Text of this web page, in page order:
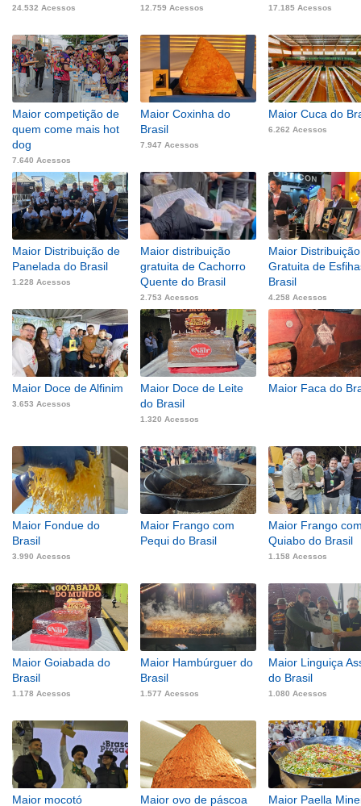
24.532 Acessos 12.759 Acessos 17.185 Acessos
Maior competição de
quem come mais hot
dog
7.640 Acessos
Maior Coxinha do
Brasil
7.947 Acessos
Maior Cuca do
6.262 Acessos
Maior Distribuição de
Panelada do Brasil
1.228 Acessos
Maior distribuição
gratuita de Cachorro
Quente do Brasil
2.753 Acessos
Maior Distribuição
Gratuita de
Brasil
4.258 Acessos
Maior Doce de Alfinim
3.653 Acessos
Maior Doce de Leite
do Brasil
1.320 Acessos
Maior Faca do
Maior Fondue do
Brasil
3.990 Acessos
Maior Frango com
Pequi do Brasil
Maior Frango
Quiabo do Brasil
1.158 Acessos
Maior Goiabada do
Brasil
1.178 Acessos
Maior Hambúrguer do
Brasil
1.577 Acessos
Maior Linguiça
do Brasil
1.080 Acessos
Maior mocotó Maior ovo de páscoa Maior Paella